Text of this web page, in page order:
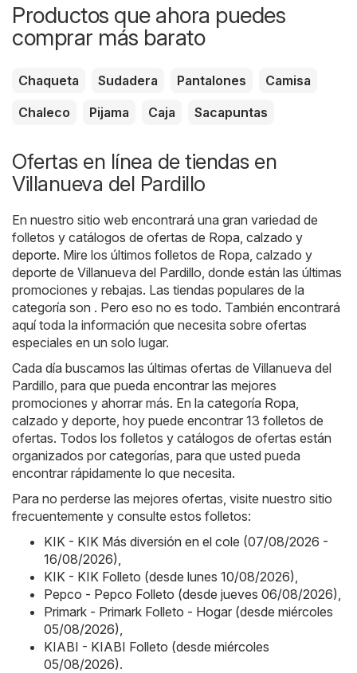
Productos que ahora puedes
comprar más barato
Chaqueta Sudadera Pantalones
Camisa
Chaleco
Pijama Caja Sacapuntas
Ofertas en línea de tiendas en
Villanueva del Pardillo
En nuestro sitio web encontrará una gran variedad de
folletos y catálogos de ofertas de Ropa, calzado y
deporte. Mire los últimos folletos de Ropa, calzado y
deporte de Villanueva del Pardillo, donde están las últimas
promociones y rebajas. Las tiendas populares de la
categoría son . Pero eso no es todo. También encontrará
aquí toda la información que necesita sobre ofertas
especiales en un solo lugar.
Cada día buscamos las últimas ofertas de Villanueva del
Pardillo, para que pueda encontrar las mejores
promociones y ahorrar más. En la categoría Ropa,
calzado y deporte, hoy puede encontrar 13 folletos de
ofertas. Todos los folletos y catálogos de ofertas están
organizados por categorías, para que usted pueda
encontrar rápidamente lo que necesita.
Para no perderse las mejores ofertas, visite nuestro sitio
frecuentemente y consulte estos folletos:
KIK - KIK Más diversión en el cole (07/08/2026 -
16/08/2026)
KIK - KIK Folleto (desde lunes 10/08/2026)
Pepco - Pepco Folleto (desde jueves 06/08/2026)
Primark - Primark Folleto - Hogar (desde miércoles
05/08/2026)
KIABI - KIABI Folleto (desde miércoles
05/08/2026).